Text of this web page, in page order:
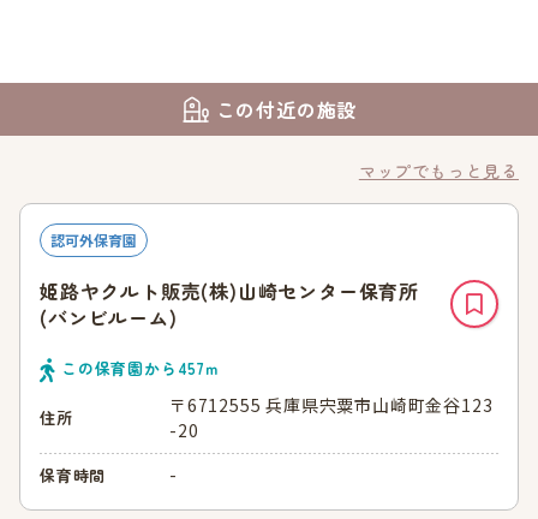
この付近の施設
マップでもっと見る
認可外保育園
姫路ヤクルト販売(株)山崎センター保育所
(バンビルーム)
この保育園から 457ｍ
住所
〒6712555 兵庫県宍粟市山崎町金谷123
-20
保育時間 -